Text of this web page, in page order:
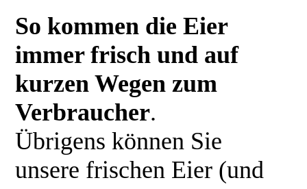
So kommen die Eier
immer frisch und auf
kurzen Wegen zum
Verbraucher.
Übrigens können Sie
unsere frischen Eier (und